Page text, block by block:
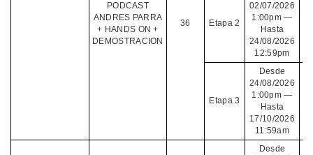
PODCAST
ANDRES PARRA
+ HANDS ON +
DEMOSTRACION
36 Etapa 2
02/07/2026
1:00pm —
Hasta
24/08/2026
12:59pm
Etapa 3
Desde
24/08/2026
1:00pm —
Hasta
17/10/2026
11:59am
Desde